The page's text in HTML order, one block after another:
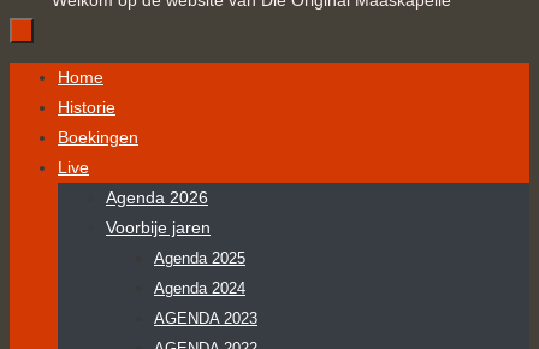
naar
inhoud
Home
Historie
Boekingen
Live
Agenda 2026
Voorbije jaren
Agenda 2025
Agenda 2024
AGENDA 2023